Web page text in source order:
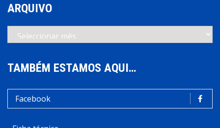
ARQUIVO
Arquivo
TAMBÉM ESTAMOS AQUI…
Facebook